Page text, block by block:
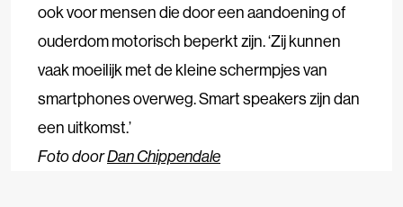
ook voor mensen die door een aandoening of
ouderdom motorisch beperkt zijn. ‘Zij kunnen
vaak moeilijk met de kleine schermpjes van
smartphones overweg. Smart speakers zijn dan
een uitkomst.’
Foto doorDan Chippendale